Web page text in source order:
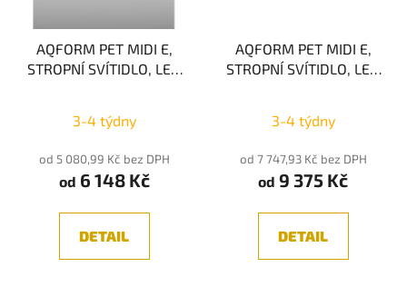
AQFORM PET MIDI E,
STROPNÍ SVÍTIDLO, LED
3-4 týdny
od 5 080,99 Kč bez DPH
od 6 148 Kč
DETAIL
AQFORM PET MIDI E,
STROPNÍ SVÍTIDLO, LED
hodnocení
produktu
je
3-4 týdny
od 7 747,93 Kč bez DPH
od 9 375 Kč
DETAIL